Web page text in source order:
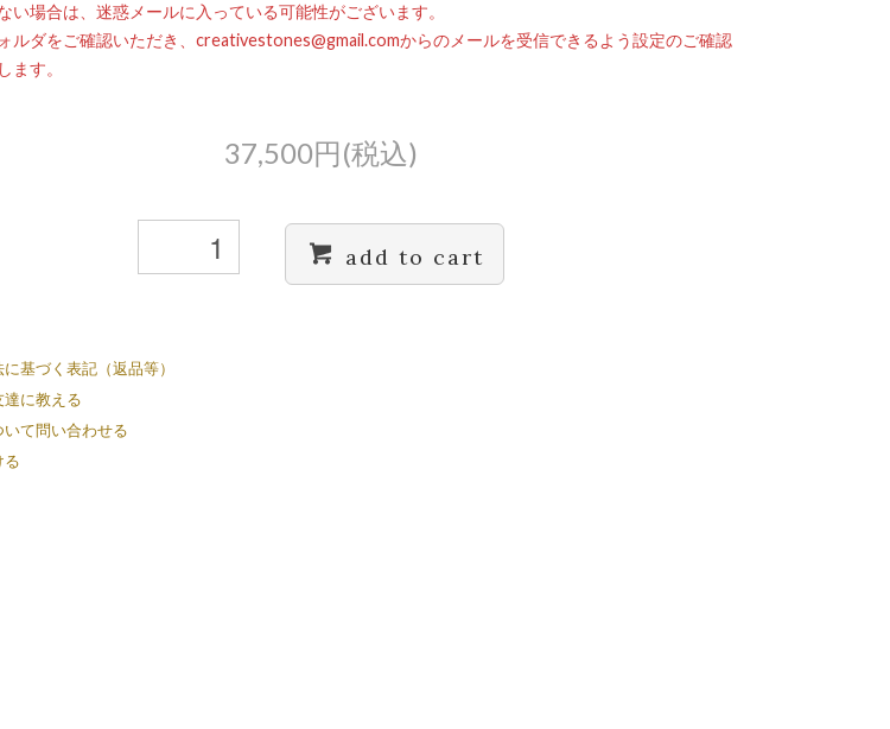
い場合は、迷惑メールに入っている可能性がございます。
ルダをご確認いただき、creativestones@gmail.comからのメールを受信できるよう設定のご確認
ます。
37,500円(税込)
add to cart
基づく表記（返品等）
達に教える
いて問い合わせる
る